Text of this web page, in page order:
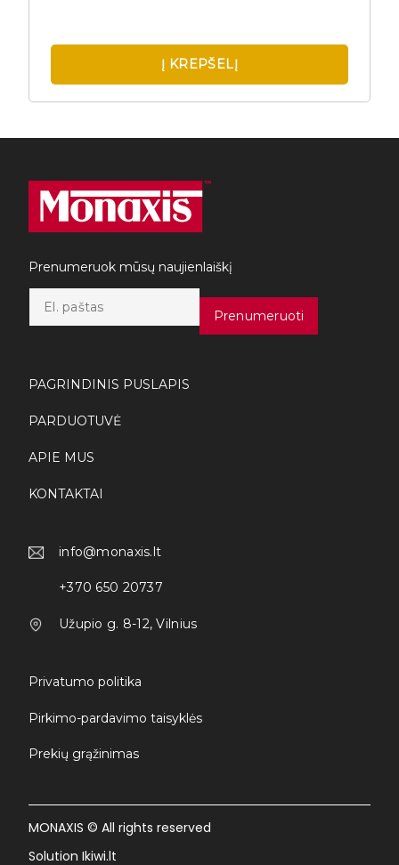
Į KREPŠELĮ
Prenumeruok mūsų naujienlaiškį
*
Prenumeruoti
PAGRINDINIS PUSLAPIS
PARDUOTUVĖ
APIE MUS
KONTAKTAI
info@monaxis.lt
+370 650 20737
Užupio g. 8-12, Vilnius
Privatumo politika
Pirkimo-pardavimo taisyklės
Prekių grąžinimas
MONAXIS © All rights reserved
Solution Ikiwi.lt